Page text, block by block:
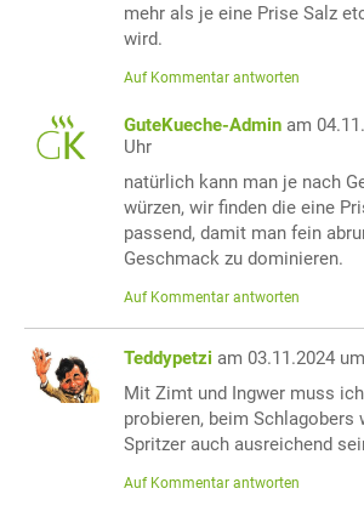
mehr als je eine Prise Salz
wird.
Auf Kommentar antworten
GuteKueche-Admin am
Uhr
natürlich kann man je nach
würzen, wir finden die eine
passend, damit man fein
Geschmack zu dominieren.
Auf Kommentar antworten
Teddypetzi am 03.11.2024
Mit Zimt und Ingwer muss
probieren, beim Schlagobers
Spritzer auch ausreichend
Auf Kommentar antworten